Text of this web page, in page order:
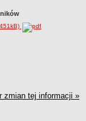
zmian tej informacji »